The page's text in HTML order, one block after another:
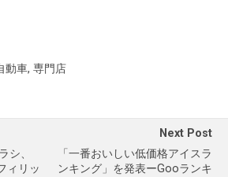
動車, 専門店
シ、
ィリッ
Next Post
「一番おいしい低価格アイスラ
ンキング」を発表ーgooランキ